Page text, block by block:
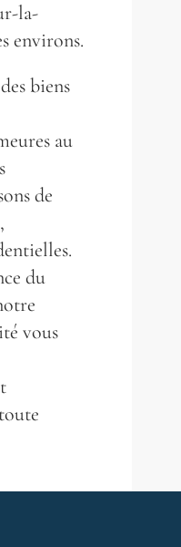
la-
environs.
biens
au
de
du
vous